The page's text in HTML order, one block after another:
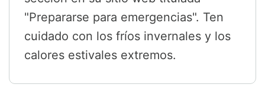
"Prepararse para emergencias". Ten
cuidado con los fríos invernales y los
calores estivales extremos.